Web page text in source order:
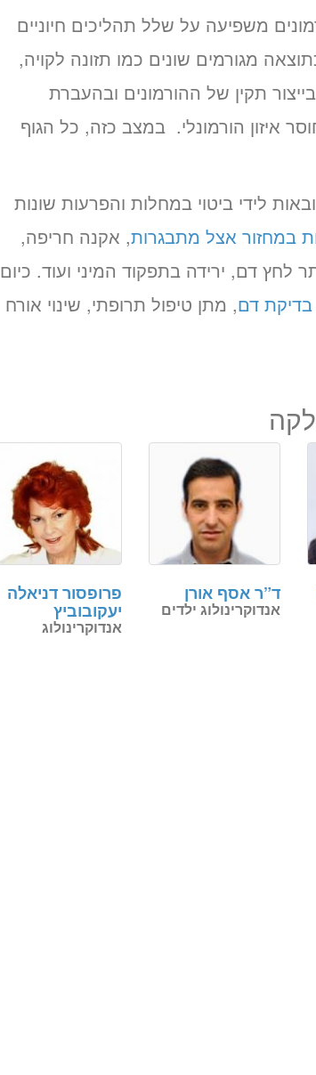
משפיעה על שלל תהליכים חיוניים
מגורמים שונים כמו תזונה לקויה,
תקין של ההורמונים ובהעברת
איזון הורמונלי. במצב כזה, כל הגוף
לידי ביטוי במחלות והפרעות שונות
במחזור אצל מתבגרות, אקנה חריפה,
לחץ דם, ירידה בתפקוד המיני ועוד. כיום
בדיקת דם, מתן טיפול תרופתי, שינוי אורח
פרופסור דניאלה
יעקובוביץ
אנדוקרינולוג
ד”ר אסף אורן
אנדוקרינולוג ילדים